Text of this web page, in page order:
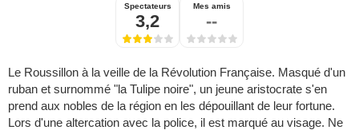
Spectateurs
3,2
Mes amis
--
Le Roussillon à la veille de la Révolution Française. Masqué d'un
ruban et surnommé "la Tulipe noire", un jeune aristocrate s'en
prend aux nobles de la région en les dépouillant de leur fortune.
Lors d'une altercation avec la police, il est marqué au visage. Ne